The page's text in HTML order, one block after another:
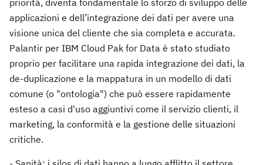
priorità, diventa fondamentale lo sforzo di sviluppo delle
applicazioni e dell’integrazione dei dati per avere una
visione unica del cliente che sia completa e accurata.
Palantir per IBM Cloud Pak for Data è stato studiato
proprio per facilitare una rapida integrazione dei dati, la
de-duplicazione e la mappatura in un modello di dati
comune (o "ontologia") che può essere rapidamente
esteso a casi d'uso aggiuntivi come il servizio clienti, il
marketing, la conformità e la gestione delle situazioni
critiche.